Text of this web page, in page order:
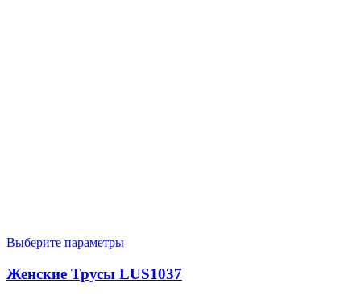
Выберите параметры
Женские Трусы LUS1037